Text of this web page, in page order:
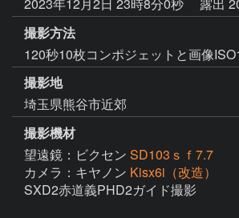
撮影方法
120秒10枚コンポジェットと画像
撮影地
埼玉県熊谷市近郊
撮影機材
望遠鏡：ビクセン SD103ｓｆ7.7
カメラ：キヤノン Kisx6i（改造）
SXD2赤道義PHD2ガイド撮影